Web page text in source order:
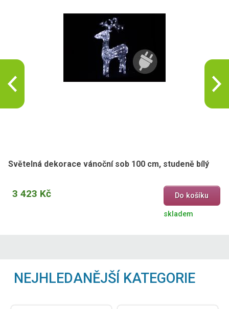
Světelná dekorace vánoční sob 100 cm, studeně bílý
3 423 Kč Do košíku
skladem
NEJHLEDANĚJŠÍ KATEGORIE